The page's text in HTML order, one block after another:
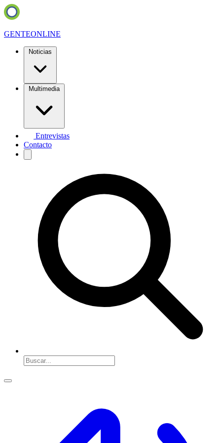
GENTEONLINE
Noticias
Multimedia
Entrevistas
Contacto